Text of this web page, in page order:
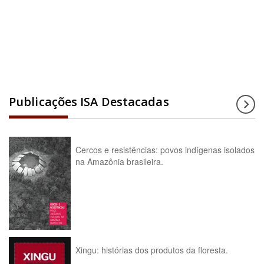
Publicações ISA Destacadas
Cercos e resistências: povos indígenas isolados
na Amazônia brasileira.
Xingu: histórias dos produtos da floresta.